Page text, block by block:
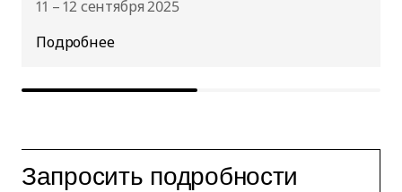
11 – 12 сентября 2025
Запросить подробности